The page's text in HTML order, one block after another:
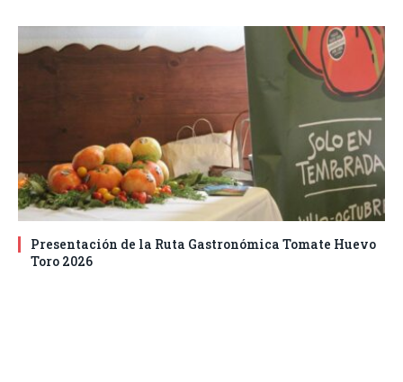
Presentación de la Ruta Gastronómica Tomate Huevo
Toro 2026